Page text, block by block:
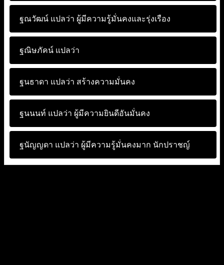
ฐณวัฒน์ แปลว่า ผู้มีความรู้มั่นคงและรุ่งเรือง
ฐณิษภัคน์ แปลว่า
ฐนธาดา แปลว่า สร้างความมั่นคง
ฐนนนท์ แปลว่า ผู้มีความยินดีอันมั่นคง
ฐนัญญดา แปลว่า ผู้มีความรู้มั่นคงมาก นักปราชญ์